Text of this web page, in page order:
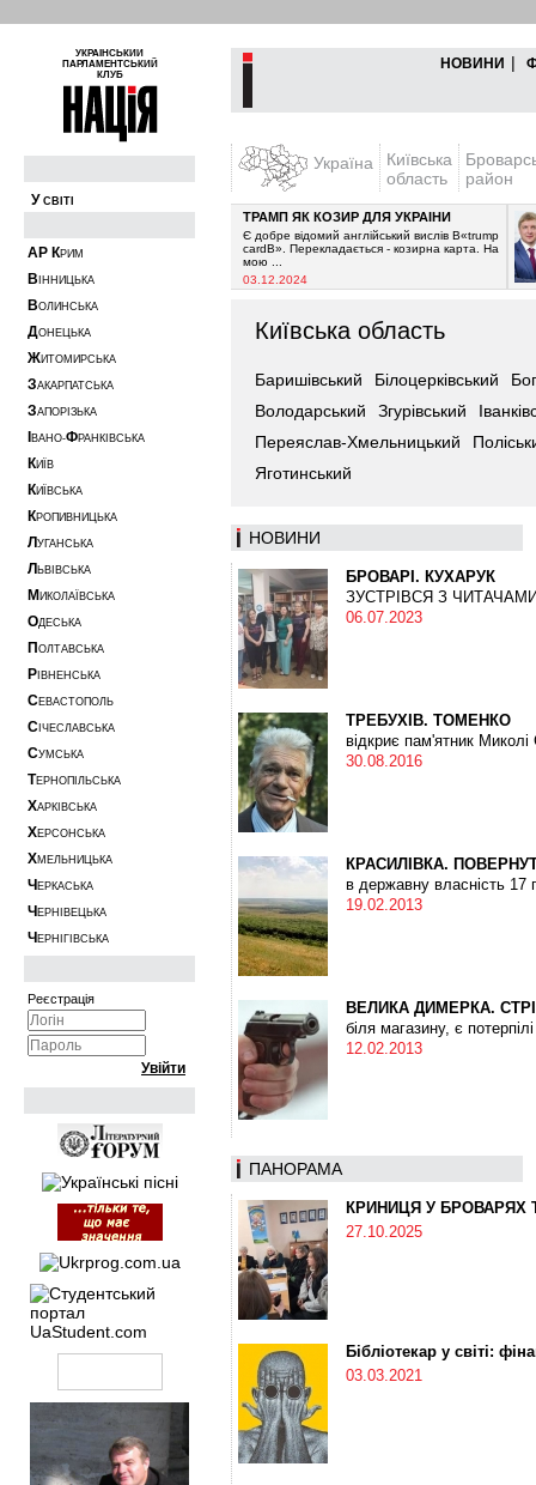
УКРАЇНСЬКИЙ
ПАРЛАМЕНТСЬКИЙ
КЛУБ
НОВИНИ |
У СВІТІ
АР КРИМ
В ІННИЦЬКА
ВОЛИНСЬКА
ДОНЕЦЬКА
ЖИТОМИРСЬКА
ЗАКАРПАТСЬКА
ЗАПОРІЗЬКА
ВАНО-ФРАНКІВСЬКА
КИЇВ
КИЇВСЬКА
КРОПИВНИЦЬКА
Л УГАНСЬКА
Л ЬВІВСЬКА
М ИКОЛАЇВСЬКА
ОДЕСЬКА
П ОЛТАВСЬКА
Р ІВНЕНСЬКА
СЕВАСТОПОЛЬ
С ІЧЕСЛАВСЬКА
СУМСЬКА
ТЕРНОПІЛЬСЬКА
ХАРКІВСЬКА
ХЕРСОНСЬКА
ХМЕЛЬНИЦЬКА
Ч ЕРКАСЬКА
Ч ЕРНІВЕЦЬКА
Ч ЕРНІГІВСЬКА
Реєстрація
Україна
Київська
область
район
з 2021-го
ТРАМП ЯК КОЗИР ДЛЯ УКРАЇНИ
Є добре відомий англійський вислів В«trump
cardВ». Перекладається - козирна карта. На
мою ...
03.12.2024
Київська область
Баришівський Білоцерківський
Володарський
Згурівський
Переяслав-Хмельницький
Яготинський
НОВИНИ
БРОВАРІ. КУХАРУК
ЗУСТРІВСЯ З
06.07.2023
ТРЕБУХІВ. ТОМЕНКО
відкриє пам'ятник
30.08.2016
КРАСИЛІВКА.
в державну власність 17
19.02.2013
ВЕЛИКА ДИМЕРКА.
біля магазину, є потерпілі
12.02.2013
ПАНОРАМА
КРИНИЦЯ У БРОВАРЯХ
27.10.2025
Бібліотекар у світі:
03.03.2021